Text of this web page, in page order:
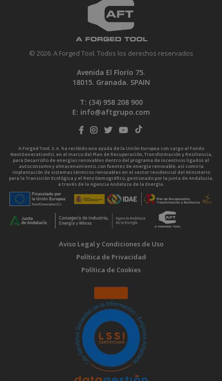
© 2026. A Forged Tool. Todos los derechos reservados
Avenida El Florío 75.
18015. Granada. SPAIN
T: (34) 958 208 900
E: info@aftgrupo.com
A Forged Tool, S.A. ha recibido una ayuda de la Unión Europea con cargo al Fondo
NextGenerationEU, en el marco del Plan de Recuperación, Transformación y Resiliencia,
para Desarrollo de energías renovables dentro del programa de incentivos ligados al
autoconsumo y almacenamiento, con fuentes de energía renovable, así como la
implantación de sistemas térmicos renovables en el sector residencial del Ministerio
para la Transición Ecológica y el Reto Demográfico, gestionado por la Junta de Andalucía,
a través de la Agencia Andaluza de la Energía.
Aviso Legal y Condiciones de Uso
Política de Privacidad
Política de Cookies